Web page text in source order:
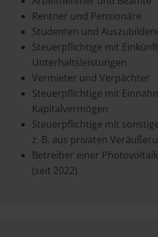
Rentner und Pensionäre
Studenten und
Steuerpflichtige mit
Unterhaltsleistungen
Vermieter und Verpächter
Steuerpflichtige mit
Kapitalvermögen
Steuerpflichtige mit
z. B. aus privaten
Betreiber einer
(seit 2022)